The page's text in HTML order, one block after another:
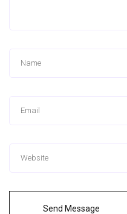
Send Message